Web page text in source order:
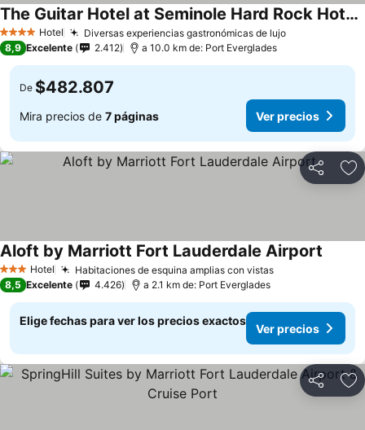
4 EstrellasHotel Diversas experiencias gastronómicas de lujo
The Guitar Hotel at Seminole Hard Rock Hotel & Casino
8,9 Excelente 2.412 a 10.0 km de: Port Everglades
De $482.807
Mira precios de 7 páginas Ver precios
Compartir
3 Estrellas
Hotel Habitaciones de esquina amplias con vistas
Aloft by Marriott Fort Lauderdale Airport
8,5 Excelente 4.426 a 2.1 km de: Port Everglades
Elige fechas para ver los precios exactos
Ver precios
Compartir